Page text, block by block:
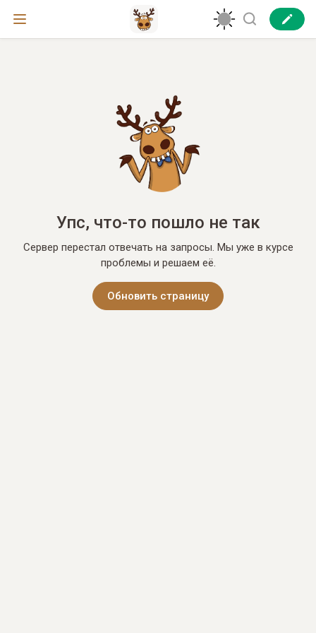
Упс, что-то пошло не так
Сервер перестал отвечать на запросы. Мы уже в курсе
проблемы и решаем её.
Обновить страницу